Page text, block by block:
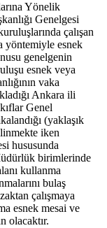
Yönelik
Genelgesi
çalışan
yöntemiyle esnek
genelgenin
esnek veya
vaka
Ankara ili
Genel
(yaklaşık
iken
hususunda
birimlerinde
kullanma
bulaş
çalışmaya
esnek mesai ve
olacaktır.